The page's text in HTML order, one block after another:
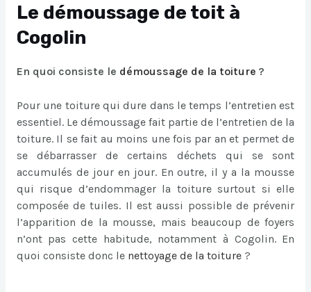
Le démoussage de toit à
Cogolin
En quoi consiste le démoussage de la toiture ?
Pour une toiture qui dure dans le temps l’entretien est
essentiel. Le démoussage fait partie de l’entretien de la
toiture. Il se fait au moins une fois par an et permet de
se débarrasser de certains déchets qui se sont
accumulés de jour en jour. En outre, il y a la mousse
qui risque d’endommager la toiture surtout si elle
composée de tuiles. Il est aussi possible de prévenir
l’apparition de la mousse, mais beaucoup de foyers
n’ont pas cette habitude, notamment à Cogolin. En
quoi consiste donc le nettoyage de la toiture ?